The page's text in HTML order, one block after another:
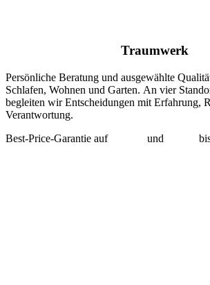
Traumwerk
Persönliche Beratung und ausgewählte
Schlafen, Wohnen und Garten. An vier
begleiten wir Entscheidungen mit Erfahrung,
Verantwortung.
Best-Price-Garantie auf
und